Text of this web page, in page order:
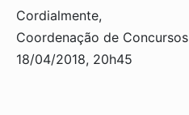
Cordialmente,
Coordenação de Concursos
18/04/2018, 20h45